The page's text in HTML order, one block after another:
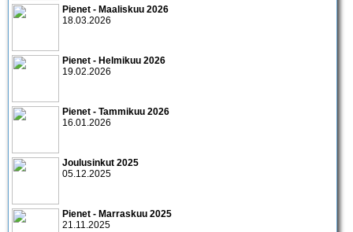
Pienet - Maaliskuu 2026
18.03.2026
Pienet - Helmikuu 2026
19.02.2026
Pienet - Tammikuu 2026
16.01.2026
Joulusinkut 2025
05.12.2025
Pienet - Marraskuu 2025
21.11.2025